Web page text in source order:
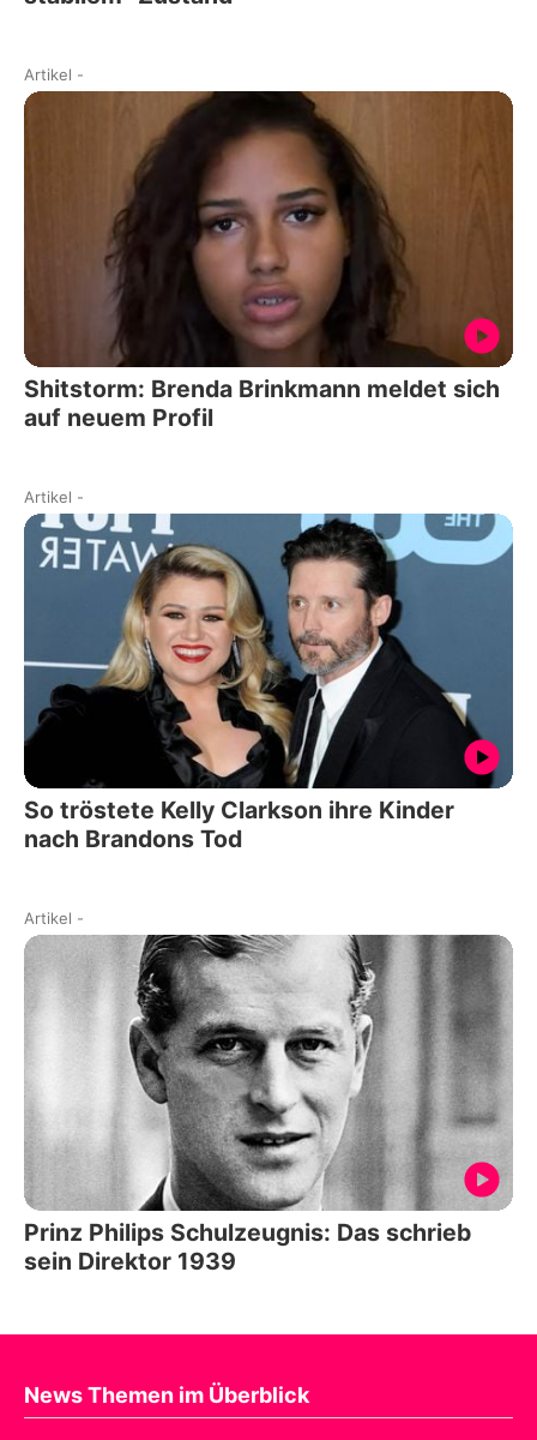
Artikel -
Shitstorm: Brenda Brinkmann meldet sich
auf neuem Profil
Artikel -
So tröstete Kelly Clarkson ihre Kinder
nach Brandons Tod
Artikel -
Prinz Philips Schulzeugnis: Das schrieb
sein Direktor 1939
News Themen im Überblick